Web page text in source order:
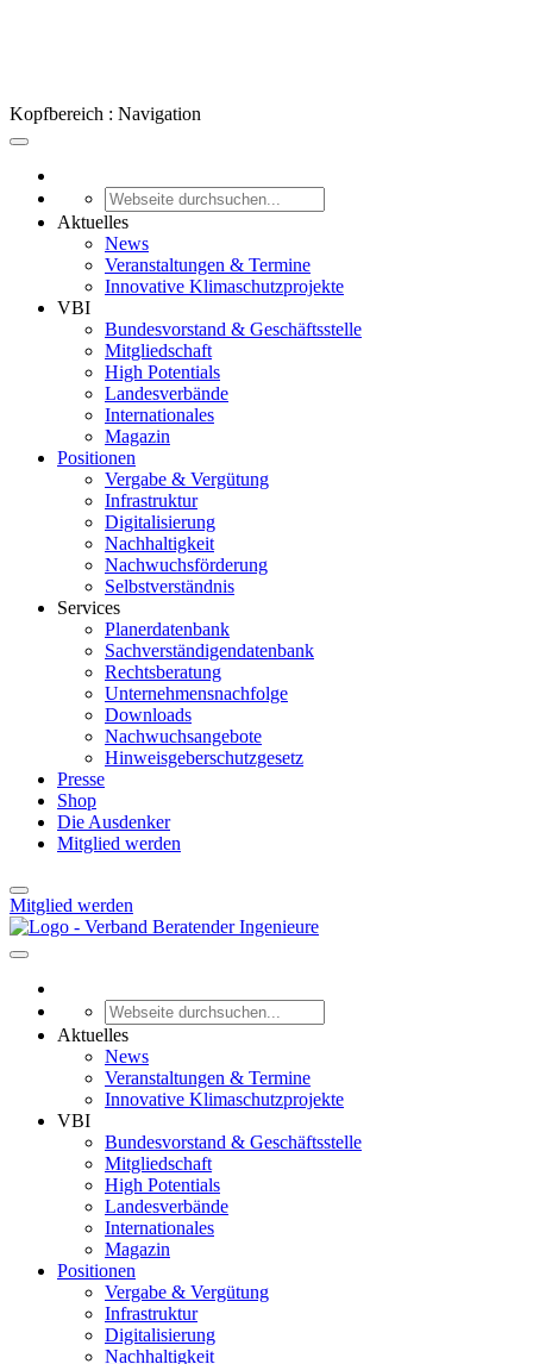
Kopfbereich : Navigation
Aktuelles
News
Veranstaltungen & Termine
Innovative Klimaschutzprojekte
VBI
Bundesvorstand & Geschäftsstelle
Mitgliedschaft
High Potentials
Landesverbände
Internationales
Magazin
Positionen
Vergabe & Vergütung
Infrastruktur
Digitalisierung
Nachhaltigkeit
Nachwuchsförderung
Selbstverständnis
Services
Planerdatenbank
Sachverständigendatenbank
Rechtsberatung
Unternehmensnachfolge
Downloads
Nachwuchsangebote
Hinweisgeberschutzgesetz
Presse
Shop
Die Ausdenker
Mitglied werden
Mitglied werden
Aktuelles
News
Veranstaltungen & Termine
Innovative Klimaschutzprojekte
VBI
Bundesvorstand & Geschäftsstelle
Mitgliedschaft
High Potentials
Landesverbände
Internationales
Magazin
Positionen
Vergabe & Vergütung
Infrastruktur
Digitalisierung
Nachhaltigkeit